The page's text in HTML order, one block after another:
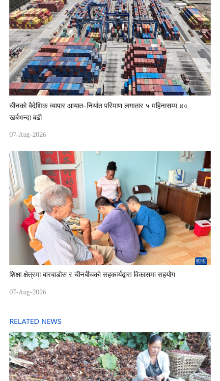
चीनको बैदेशिक व्यापार आयात–निर्यात परिमाण लगातार ५ महिनासम्म ४०
खर्बभन्दा बढी
07-Aug-2026
शिक्षा क्षेत्रमा बारबाडोस र चीनबीचको सहकार्यद्वारा विकासमा सहयोग
07-Aug-2026
RELATED NEWS